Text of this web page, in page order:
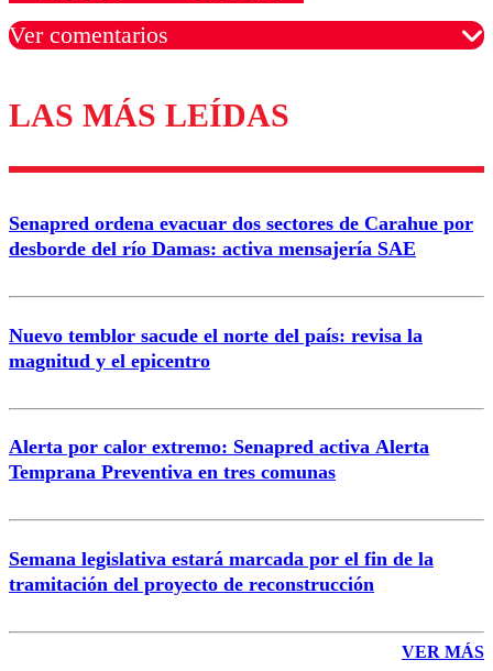
Ver comentarios
Los comentarios son moderados para garantizar un
diálogo respetuoso.
Correo
LAS MÁS LEÍDAS
Senapred ordena evacuar dos sectores de Carahue por
desborde del río Damas: activa mensajería SAE
Nuevo temblor sacude el norte del país: revisa la
magnitud y el epicentro
Alerta por calor extremo: Senapred activa Alerta
Temprana Preventiva en tres comunas
Semana legislativa estará marcada por el fin de la
tramitación del proyecto de reconstrucción
VER MÁS